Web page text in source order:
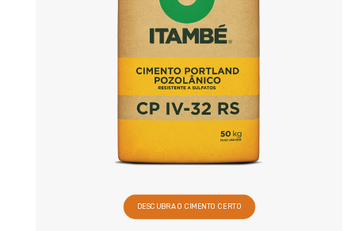
DESCUBRA O CIMENTO CERTO